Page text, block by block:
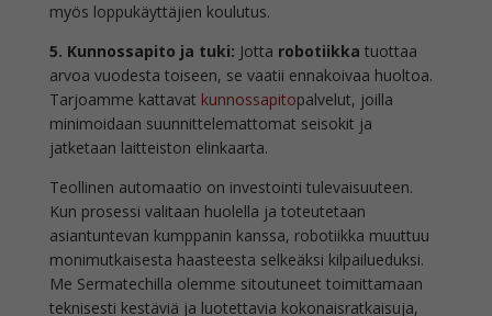
myös loppukäyttäjien koulutus.
5. Kunnossapito ja tuki: Jotta robotiikka tuottaa
arvoa vuodesta toiseen, se vaatii ennakoivaa huoltoa.
Tarjoamme kattavat kunnossapitopalvelut, joilla
minimoidaan suunnittelemattomat seisokit ja
jatketaan laitteiston elinkaarta.
Teollinen automaatio on investointi tulevaisuuteen.
Kun prosessi valitaan huolella ja toteutetaan
asiantuntevan kumppanin kanssa, robotiikka muuttuu
monimutkaisesta haasteesta selkeäksi kilpailueduksi.
Me Sermatechilla olemme sitoutuneet toimittamaan
teknisesti kestäviä ja luotettavia kokonaisratkaisuja,